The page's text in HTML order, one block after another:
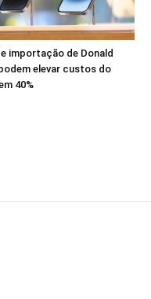
importação de Donald
elevar custos do
40%